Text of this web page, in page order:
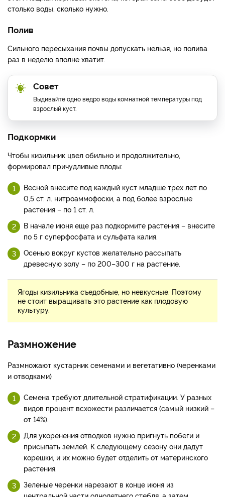
столько воды, сколько нужно.
Полив
Сильного пересыхания почвы допускать нельзя, но полива
раз в неделю вполне хватит.
Совет
Выдивайте одно ведро воды комнатной температуры под
взрослый куст.
Подкормки
Чтобы кизильник цвел обильно и продолжительно,
формировал причудливые плоды:
Весной внесите под каждый куст младше трех лет по
0,5 ст. л. нитроаммофоски, а под более взрослые
растения – по 1 ст. л.
В начале июня еще раз подкормите растения – внесите
по 5 г суперфосфата и сульфата калия.
Осенью вокруг кустов желательно рассыпать
древесную золу – по 200–300 г на растение.
Ягоды кизильника съедобные, но невкусные. Поэтому
не стоит выращивать это растение как плодовую
культуру.
Размножение
Размножают кустарник семенами и вегетативно (черенками
и отводками)
Семена требуют длительной стратификации. У разных
видов процент всхожести различается (самый низкий –
от 14%).
Для укоренения отводков нужно пригнуть побеги и
присыпать землей. К следующему сезону они дадут
корешки, и их можно будет отделить от материнского
растения.
Зеленые черенки нарезают в конце июня из
центральной части однолетнего стебля, а затем